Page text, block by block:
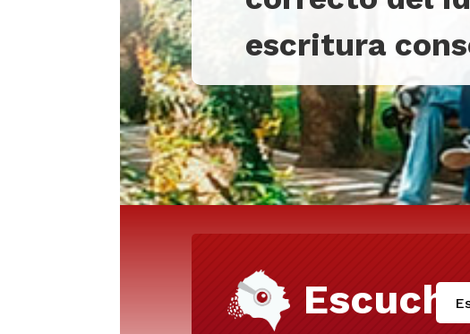
escritura
Escucha